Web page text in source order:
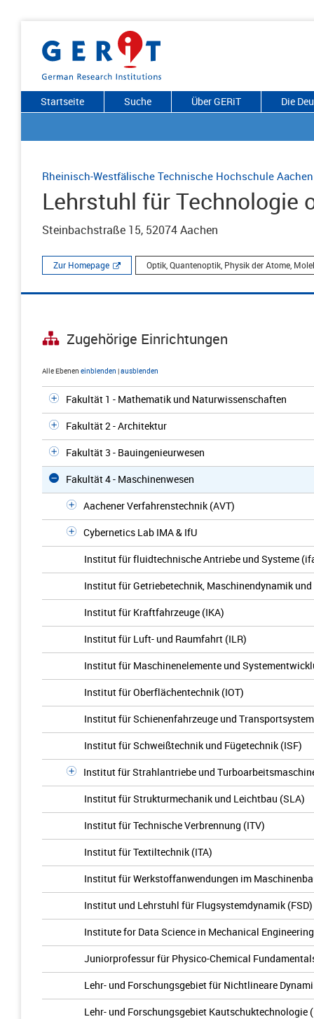
Startseite Suche Über GERiT Die
Rheinisch-Westfälische Technische Hochschule Aachen
Lehrstuhl für Technologie
Steinbachstraße 15, 52074 Aachen
Zur Homepage Optik, Quantenoptik, Physik der Atome,
Zugehörige Einrichtungen
Alle Ebenen einblenden |ausblenden
Fakultät 1 - Mathematik und Naturwissenschaften
Fakultät 2 - Architektur
Fakultät 3 - Bauingenieurwesen
Fakultät 4 - Maschinenwesen
Aachener Verfahrenstechnik (AVT)
Cybernetics Lab IMA & IfU
Institut für fluidtechnische Antriebe und Systeme
Institut für Getriebetechnik, Maschinendynamik
Institut für Kraftfahrzeuge (IKA)
Institut für Luft- und Raumfahrt (ILR)
Institut für Maschinenelemente und
Institut für Oberflächentechnik (IOT)
Institut für Schienenfahrzeuge und
Institut für Schweißtechnik und Fügetechnik (ISF)
Institut für Strahlantriebe und
Institut für Strukturmechanik und Leichtbau (SLA)
Institut für Technische Verbrennung (ITV)
Institut für Textiltechnik (ITA)
Institut für Werkstoffanwendungen im
Institut und Lehrstuhl für Flugsystemdynamik (FSD)
Institute for Data Science in Mechanical Engineering
Juniorprofessur für Physico-Chemical
Lehr- und Forschungsgebiet für Nichtlineare
Lehr- und Forschungsgebiet Kautschuktechnologie